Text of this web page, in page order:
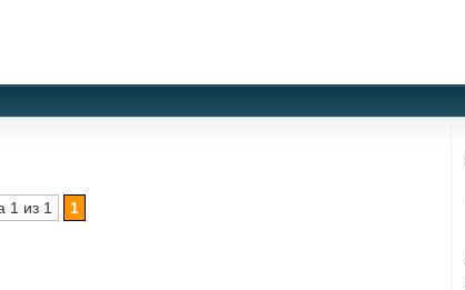
1 из 1 1